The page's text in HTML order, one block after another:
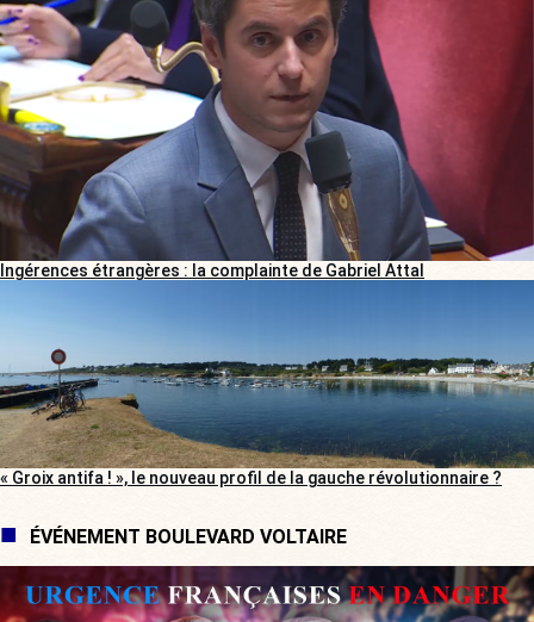
Ingérences étrangères : la complainte de Gabriel Attal
« Groix antifa ! », le nouveau profil de la gauche révolutionnaire ?
ÉVÉNEMENT BOULEVARD VOLTAIRE